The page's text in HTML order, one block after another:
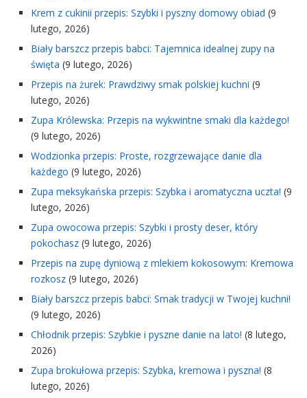
Krem z cukinii przepis: Szybki i pyszny domowy obiad (9
lutego, 2026)
Biały barszcz przepis babci: Tajemnica idealnej zupy na
święta (9 lutego, 2026)
Przepis na żurek: Prawdziwy smak polskiej kuchni (9
lutego, 2026)
Zupa Królewska: Przepis na wykwintne smaki dla każdego!
(9 lutego, 2026)
Wodzionka przepis: Proste, rozgrzewające danie dla
każdego (9 lutego, 2026)
Zupa meksykańska przepis: Szybka i aromatyczna uczta! (9
lutego, 2026)
Zupa owocowa przepis: Szybki i prosty deser, który
pokochasz (9 lutego, 2026)
Przepis na zupę dyniową z mlekiem kokosowym: Kremowa
rozkosz (9 lutego, 2026)
Biały barszcz przepis babci: Smak tradycji w Twojej kuchni!
(9 lutego, 2026)
Chłodnik przepis: Szybkie i pyszne danie na lato! (8 lutego,
2026)
Zupa brokułowa przepis: Szybka, kremowa i pyszna! (8
lutego, 2026)